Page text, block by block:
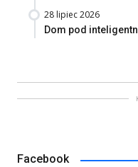
28 lipiec 2026
Dom pod
Facebook